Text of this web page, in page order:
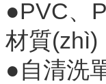
●PVC、
材質
●自清洗